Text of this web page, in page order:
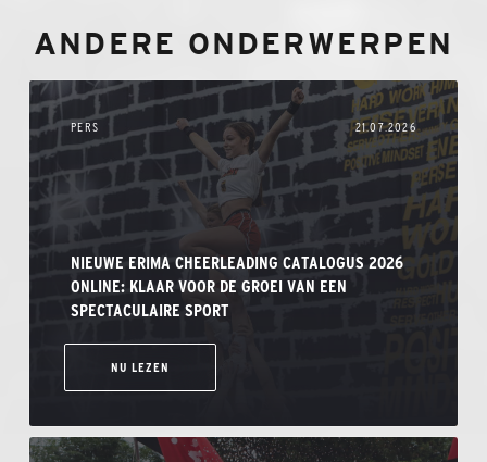
ANDERE ONDERWERPEN
PERS 21.07.2026
NIEUWE ERIMA CHEERLEADING CATALOGUS 2026
ONLINE: KLAAR VOOR DE GROEI VAN EEN
SPECTACULAIRE SPORT
NU LEZEN